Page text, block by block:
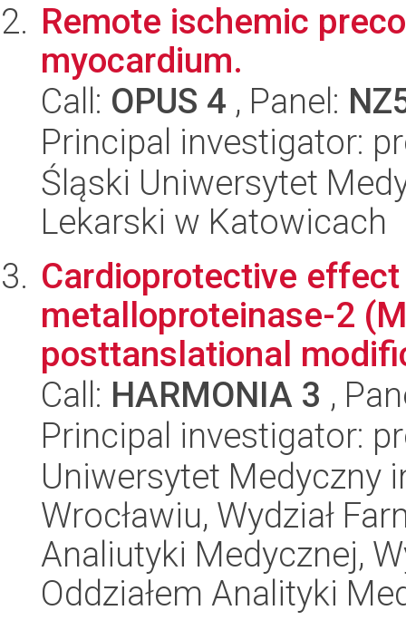
Remote ischemic
myocardium.
Call: OPUS 4 , Panel:
Principal investigator:
Śląski Uniwersytet
Lekarski w Katowicach
Cardioprotective
metalloproteinase-2
posttanslational
Call: HARMONIA 3 ,
Principal investigator:
Uniwersytet Medyczny
Wrocławiu, Wydział
Analiutyki Medycznej,
Oddziałem Analityki